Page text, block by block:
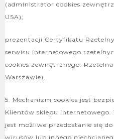
(administrator cookies
USA);
prezentacji Certyfikatu
serwisu internetowego
cookies zewnętrznego:
Warszawie).
5. Mechanizm cookies jest
Klientów sklepu internetowego.
jest możliwe przedostanie się
wirusów lub innego